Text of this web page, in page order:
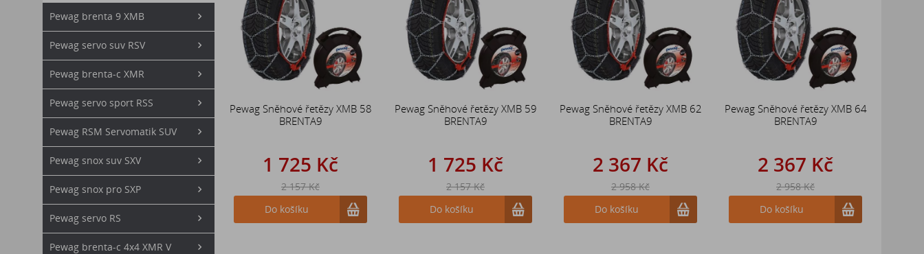
Pewag brenta 9 XMB
Pewag servo suv RSV
Pewag brenta-c XMR
Pewag servo sport RSS
Pewag RSM Servomatik SUV
Pewag snox suv SXV
Pewag snox pro SXP
Pewag servo RS
Pewag brenta-c 4x4 XMR V
Pewag Sněhové řetězy XMB 58
BRENTA9
1 725 Kč
2 157 Kč
Do košíku
Pewag Sněhové řetězy XMB 59
BRENTA9
1 725 Kč
2 157 Kč
Do košíku
Pewag Sněhové řetězy XMB 62
BRENTA9
2 367 Kč
2 958 Kč
Do košíku
Pewag Sněhové řetězy XMB 64
BRENTA9
2 367 Kč
2 958 Kč
Do košíku